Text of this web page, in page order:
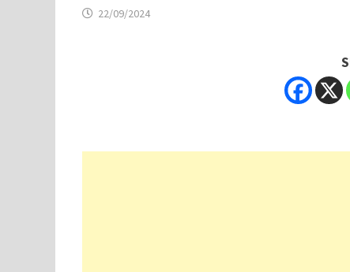
22/09/2024